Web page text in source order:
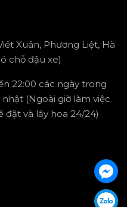
Xuân, Phương Liệt, Hà
chỗ đậu xe)
22:00 các ngày trong
(Ngoài giờ làm việc
đặt và lấy hoa 24/24)